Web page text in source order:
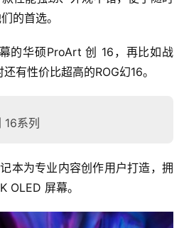
的首选。
的华硕ProArt 创 16，再比如战
有性价比超高的ROG幻16。
系列
本为专业内容创作用户打造，拥
OLED 屏幕。